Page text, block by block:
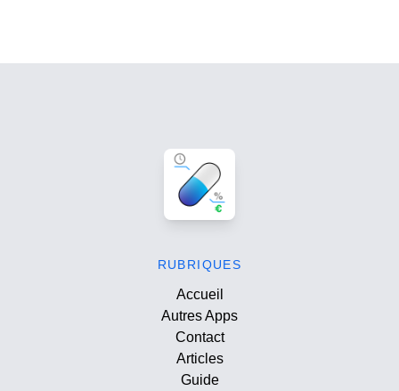
RUBRIQUES
Accueil
Autres Apps
Contact
Articles
Guide